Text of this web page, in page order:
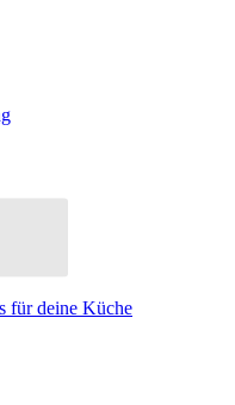
für deine Küche